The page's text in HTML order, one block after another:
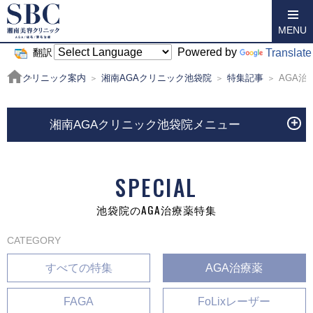
翻訳 Powered by Translate
MENU
クリニック案内 湘南AGAクリニック池袋院 特集記事 AGA治
湘南AGAクリニック池袋院メニュー
SPECIAL
池袋院のAGA治療薬特集
CATEGORY
すべての特集 AGA治療薬
FAGA FoLixレーザー